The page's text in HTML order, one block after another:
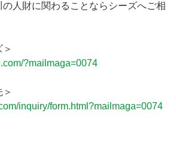
人財に関わることならシーズへご相
?mailmaga=0074
inquiry/form.html?mailmaga=0074